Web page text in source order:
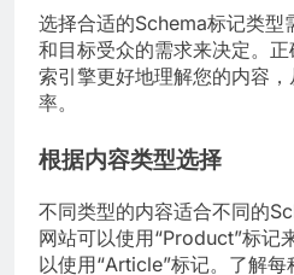
选择合适的Schema标记类型
和目标受众的需求来决定。
索引擎更好地理解您的内容
率。
根据内容类型选择
不同类型的内容适合不同的
网站可以使用“Product”标记
以使用“Article”标记。了解